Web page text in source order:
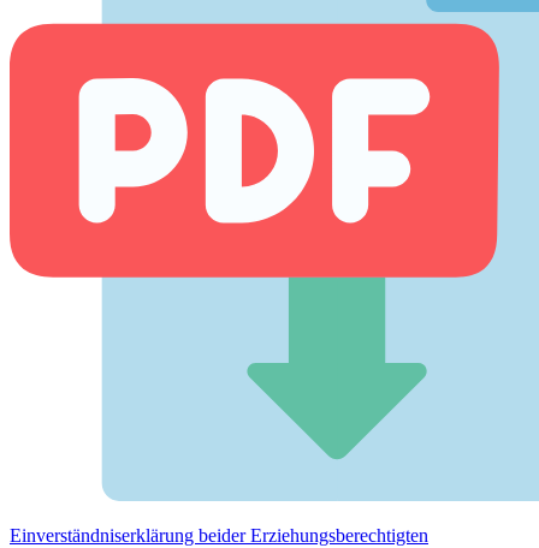
Einverständnis­erklärung beider Erziehungs­berechtigten